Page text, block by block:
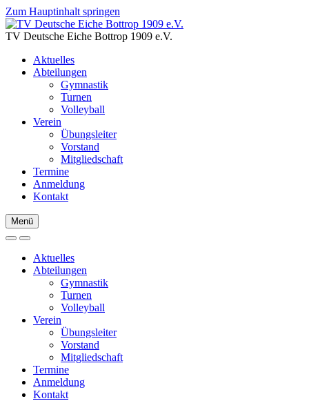
Zum Hauptinhalt springen
TV Deutsche Eiche Bottrop 1909 e.V.
Aktuelles
Abteilungen
Gymnastik
Turnen
Volleyball
Verein
Übungsleiter
Vorstand
Mitgliedschaft
Termine
Anmeldung
Kontakt
Menü
Aktuelles
Abteilungen
Gymnastik
Turnen
Volleyball
Verein
Übungsleiter
Vorstand
Mitgliedschaft
Termine
Anmeldung
Kontakt